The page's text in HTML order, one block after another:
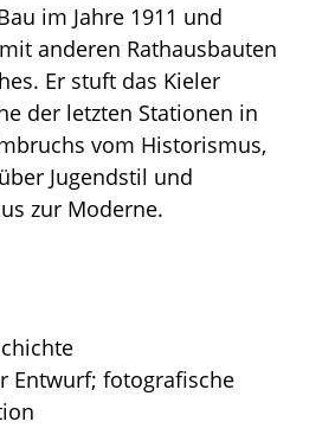
im Jahre 1911 und
anderen Rathausbauten
Er stuft das Kieler
der letzten Stationen in
vom Historismus,
Jugendstil und
zur Moderne.
Entwurf; fotografische